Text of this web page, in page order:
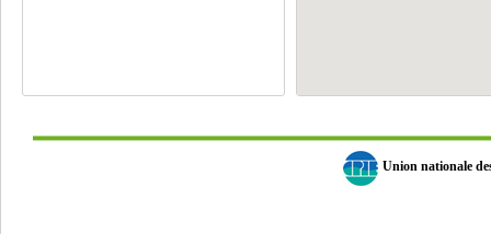
Union nationale